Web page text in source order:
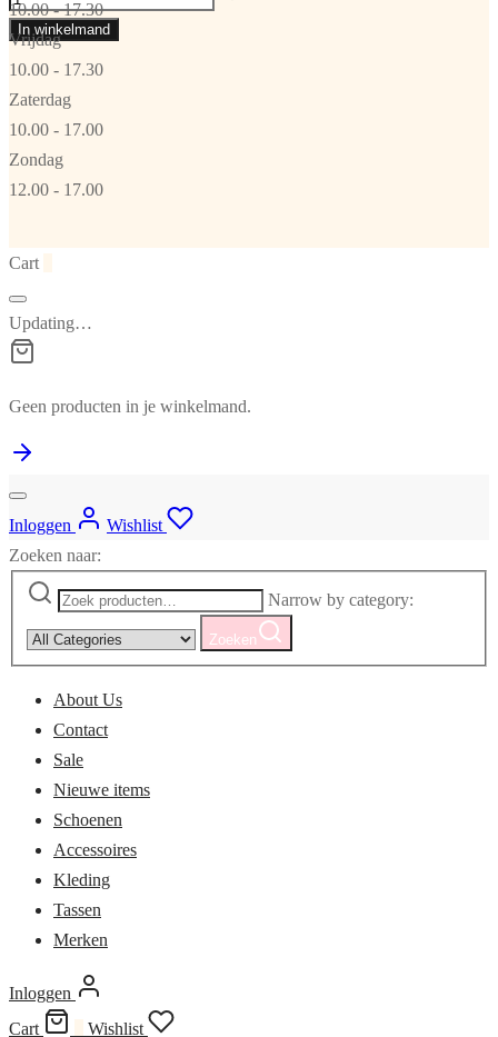
In winkelmand
10.00 - 17.30
Vrijdag
10.00 - 17.30
Zaterdag
10.00 - 17.00
Zondag
12.00 - 17.00
Cart
Updating…
Geen producten in je winkelmand.
Inloggen
Wishlist
Zoeken naar:
Narrow by category:
Zoeken
About Us
Contact
Sale
Nieuwe items
Schoenen
Accessoires
Kleding
Tassen
Merken
Inloggen
Cart
Wishlist